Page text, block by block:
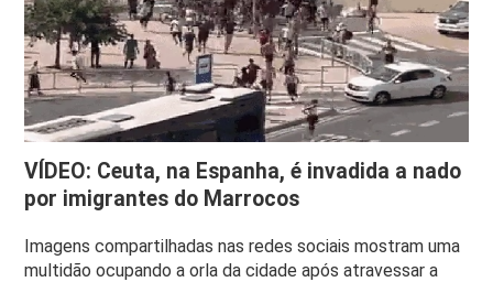
VÍDEO: Ceuta, na Espanha, é invadida a nado
por imigrantes do Marrocos
Imagens compartilhadas nas redes sociais mostram uma
multidão ocupando a orla da cidade após atravessar a